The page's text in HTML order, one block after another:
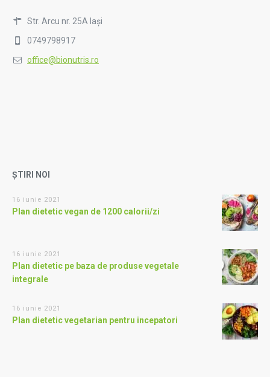
Str. Arcu nr. 25A Iași
0749798917
office@bionutris.ro
ȘTIRI NOI
16 iunie 2021
Plan dietetic vegan de 1200 calorii/zi
16 iunie 2021
Plan dietetic pe baza de produse vegetale
integrale
16 iunie 2021
Plan dietetic vegetarian pentru incepatori